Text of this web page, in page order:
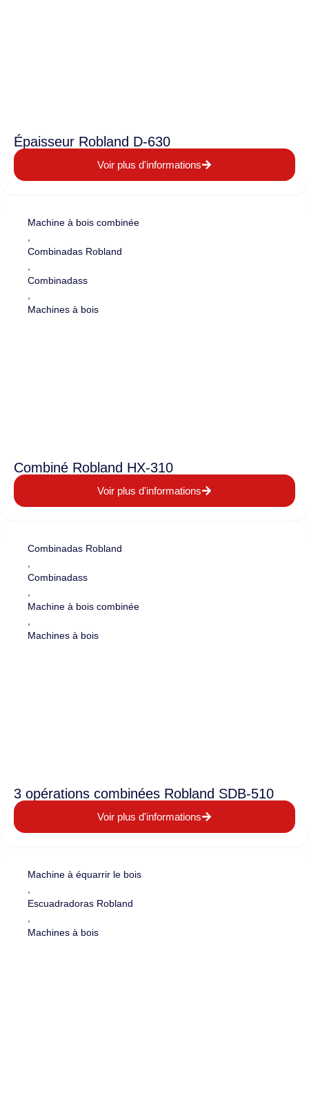
Épaisseur Robland D-630
Voir plus d'informations
Machine à bois combinée
,
Combinadas Robland
,
Combinadass
,
Machines à bois
Combiné Robland HX-310
Voir plus d'informations
Combinadas Robland
,
Combinadass
,
Machine à bois combinée
,
Machines à bois
3 opérations combinées Robland SDB-510
Voir plus d'informations
Machine à équarrir le bois
,
Escuadradoras Robland
,
Machines à bois